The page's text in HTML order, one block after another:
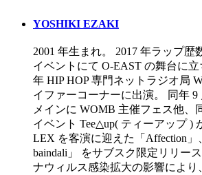
YOSHIKI EZAKI
2001 年生まれ。 2017 年ラップ歴
イベントにて O-EAST の舞台に
年 HIP HOP 専門ネットラジオ局
イファーコーナーに出演。 同年
メインに WOMB 主催フェス他、
イベント Tee△up( ティーアップ )
LEX を客演に迎えた「Affection」
baindali」 をサブスク限定リリー
ナウィルス感染拡大の影響により